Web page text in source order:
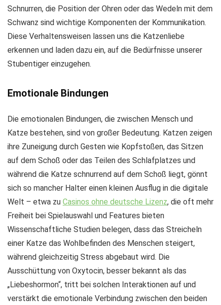
Schnurren, die Position der Ohren oder das Wedeln mit dem
Schwanz sind wichtige Komponenten der Kommunikation.
Diese Verhaltensweisen lassen uns die Katzenliebe
erkennen und laden dazu ein, auf die Bedürfnisse unserer
Stubentiger einzugehen.
Emotionale Bindungen
Die emotionalen Bindungen, die zwischen Mensch und
Katze bestehen, sind von großer Bedeutung. Katzen zeigen
ihre Zuneigung durch Gesten wie Kopfstoßen, das Sitzen
auf dem Schoß oder das Teilen des Schlafplatzes und
während die Katze schnurrend auf dem Schoß liegt, gönnt
sich so mancher Halter einen kleinen Ausflug in die digitale
Welt – etwa zu Casinos ohne deutsche Lizenz, die oft mehr
Freiheit bei Spielauswahl und Features bieten
Wissenschaftliche Studien belegen, dass das Streicheln
einer Katze das Wohlbefinden des Menschen steigert,
während gleichzeitig Stress abgebaut wird. Die
Ausschüttung von Oxytocin, besser bekannt als das
„Liebeshormon“, tritt bei solchen Interaktionen auf und
verstärkt die emotionale Verbindung zwischen den beiden